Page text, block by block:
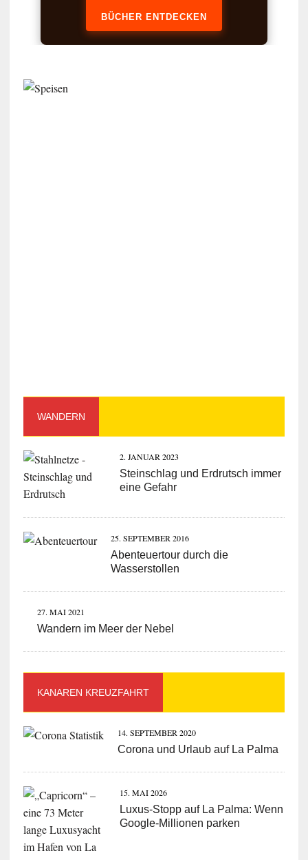
BÜCHER ENTDECKEN
WANDERN
2. JANUAR 2023
Steinschlag und Erdrutsch immer
eine Gefahr
25. SEPTEMBER 2016
Abenteuertour durch die
Wasserstollen
27. MAI 2021
Wandern im Meer der Nebel
KANAREN KREUZFAHRT
14. SEPTEMBER 2020
Corona und Urlaub auf La Palma
15. MAI 2026
Luxus-Stopp auf La Palma: Wenn
Google-Millionen parken